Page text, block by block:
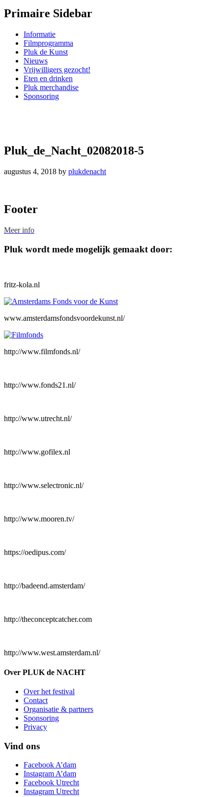
Primaire Sidebar
Informatie
Filmprogramma
Pluk de Kunst
Nieuws
Vrijwilligers gezocht!
Eten en drinken
Pluk merchandise
Sponsoring
Pluk_de_Nacht_02082018-5
augustus 4, 2018 by plukdenacht
Footer
Meer info
Pluk wordt mede mogelijk gemaakt door:
fritz-kola.nl
www.amsterdamsfondsvoordekunst.nl/
http://www.filmfonds.nl/
http://www.fonds21.nl/
http://www.utrecht.nl/
http://www.gofilex.nl
http://www.selectronic.nl/
http://www.mooren.tv/
https://oedipus.com/
http://badeend.amsterdam/
http://theconceptcatcher.com
http://www.west.amsterdam.nl/
Over PLUK de NACHT
Over het festival
Contact
Organisatie & partners
Sponsoring
Privacy
Vind ons
Facebook A’dam
Instagram A’dam
Facebook Utrecht
Instagram Utrecht